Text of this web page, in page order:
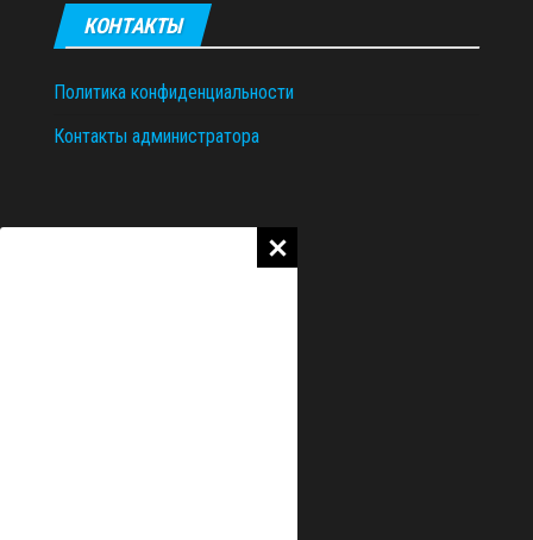
КОНТАКТЫ
Политика конфиденциальности
Контакты администратора